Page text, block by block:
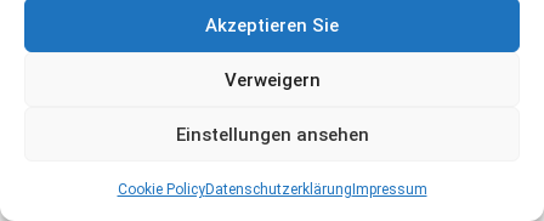
Akzeptieren Sie
Verweigern
Einstellungen ansehen
Cookie PolicyDatenschutzerklärung Impressum